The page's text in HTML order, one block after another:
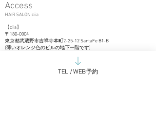
Access
HAIR SALON ciia
【ciia】
〒180-0004
東京都武蔵野市吉祥寺本町2-25-12 SantaFe B1-B
(薄いオレンジ色のビルの地下一階です)
TEL / WEB予約